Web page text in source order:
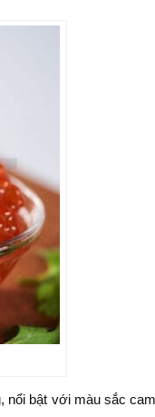
bật với màu sắc